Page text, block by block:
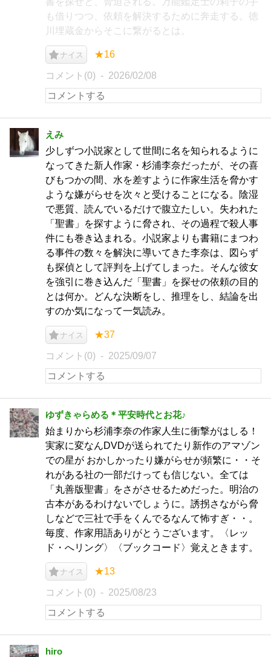
も借りつつ、依頼を解決するために奔走する。徳
川埋蔵金からそこに繋がるとは。
ナイス ★16
コメント(0) 2026/02/08
えみ
少しずつ小説家として世間に名を知られるように
なってきた新人作家・杉浦李奈だったが、その喜
びもつかの間、水を差すように作家生活を脅かす
ような嫌がらせを次々と受けることになる。陰湿
で悪質、読んでいるだけで腹立たしい。失われた
「聖書」を探すように脅され、その過程で殺人事
件にも巻き込まれる。小説家よりも書籍にまつわ
る事件の数々を解決に導いてきた李奈は、図らず
も探偵として評判を上げてしまった。そんな彼女
を強引に巻き込んだ「聖書」を探せの依頼の目的
とは何か。どんな決断をし、推理をし、結論を出
すのか気になって一気読み。
ナイス ★37
コメント(0) 2025/09/07
ゆずきゃらめる＊平安時代とお花♪
始まりから杉浦李奈の作家人生に衝撃がはしる！
実家に変なんDVDが送られてたり新作のアマゾン
での星が おかしかったり嫌がらせが頻繁に・・そ
れがある社の一部だけっても信じない。全ては
「丸善版聖書」をさがさせるためだった。明治の
古本があるわけないでしょうに。誘拐さながら脅
しなどで三社で手をくんでるなんて怖すぎ・・。
毎度、作家用語ありがとうございます。〈レッ
ド・へリング〉〈ブックコード〉覚えときます。
ナイス ★13
コメント(0) 2025/08/23
hiro